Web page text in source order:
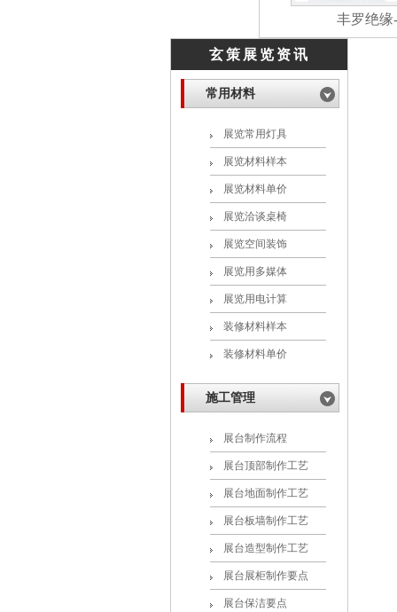
丰罗绝缘
玄策展览资讯
常用材料
展览常用灯具
展览材料样本
展览材料单价
展览洽谈桌椅
展览空间装饰
展览用多媒体
展览用电计算
装修材料样本
装修材料单价
施工管理
展台制作流程
展台顶部制作工艺
展台地面制作工艺
展台板墙制作工艺
展台造型制作工艺
展台展柜制作要点
展台保洁要点